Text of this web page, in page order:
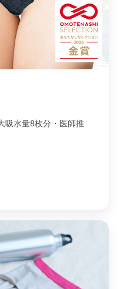
吸水量8枚分・医師推